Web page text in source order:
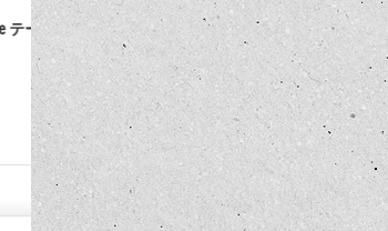
MOONEYES カスタム フィット フ
ロアー マット NISSAN (日産)
NV350 キャラバン
25,300円 (税込)
ロアー マッ
NV200 バ
22,000円 (税